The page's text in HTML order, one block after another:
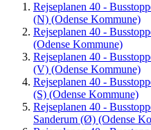
Rejseplanen 40 -
(N) (Odense Kommune)
Rejseplanen 40 -
(Odense Kommune)
Rejseplanen 40 -
(V) (Odense Kommune)
Rejseplanen 40 -
(S) (Odense Kommune)
Rejseplanen 40 -
Sanderum (Ø) (Odense